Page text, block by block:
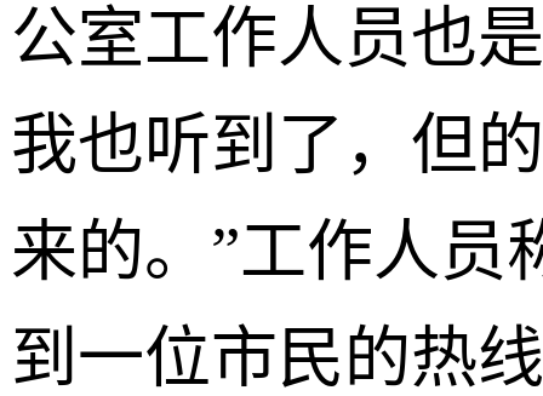
公室工作人员也
我也听到了，但
来的。”工作人员
到一位市民的热